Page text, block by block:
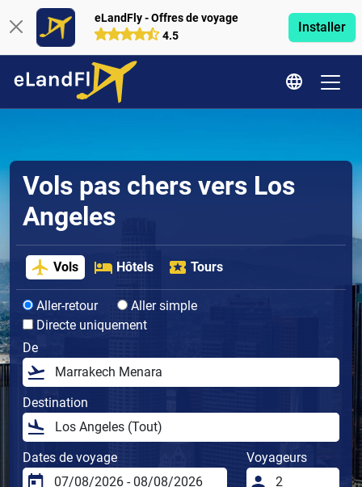
eLandFly - Offres de voyage
4.5
Installer
Vols pas chers vers Los
Angeles
Vols Hôtels Tours
Aller-retour
Aller simple
Directe uniquement
De
Destination
Dates de voyage Voyageurs